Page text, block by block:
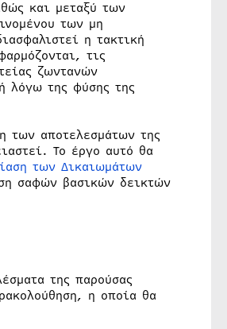
και μεταξύ των
των μη
η τακτική
τις
ζωντανών
λόγω της φύσης της
των αποτελεσμάτων της
Το έργο αυτό θα
των Δικαιωμάτων
σαφών βασικών δεικτών
της παρούσας
η οποία θα